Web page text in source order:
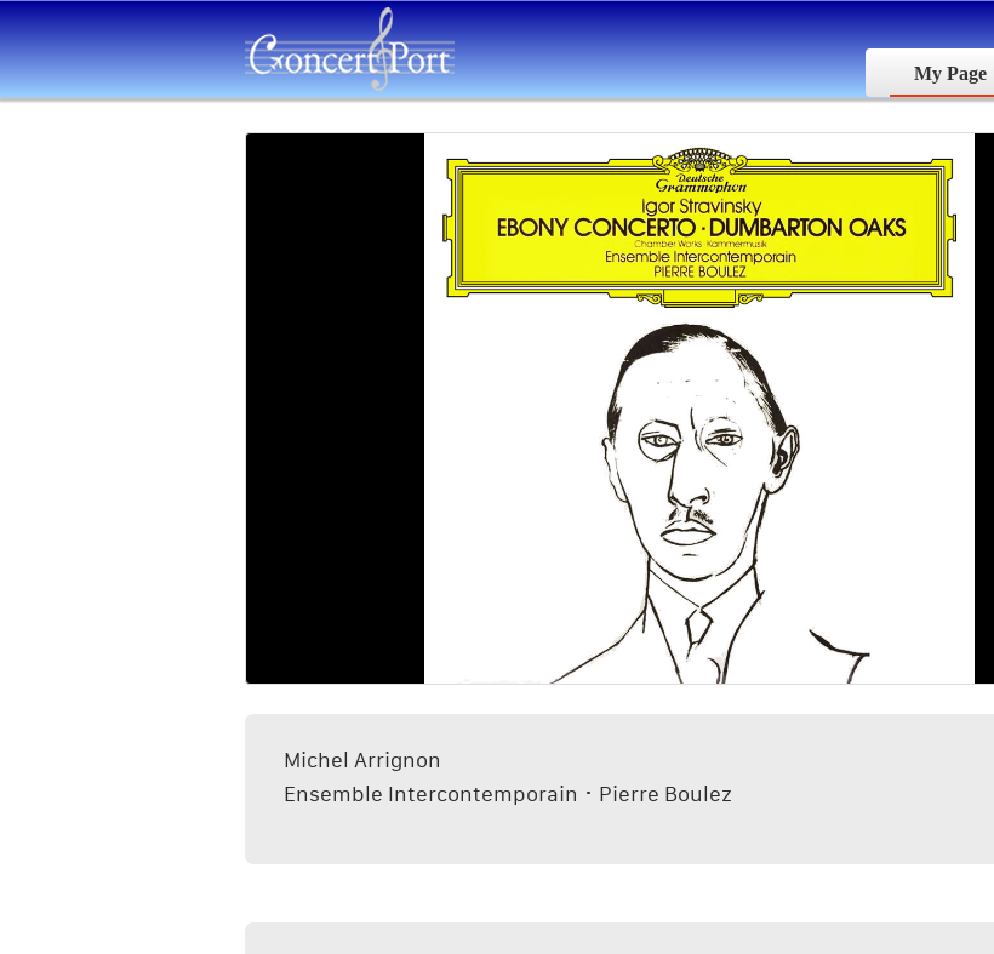
My Page
Michel Arrignon
Ensemble Intercontemporain ･ Pierre Boulez